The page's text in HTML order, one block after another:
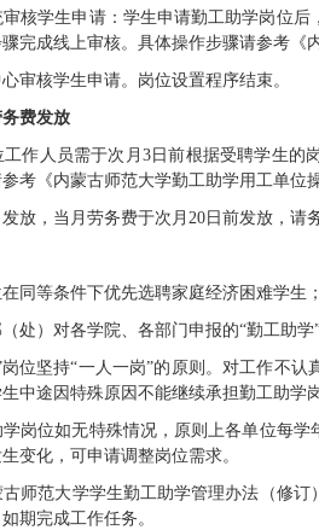
审核学生申请：学生申请勤工助学岗位
完成线上审核。具体操作步骤请参考《
心审核学生申请。岗位设置程序结束。
费发放
工作人员需于次月3日前根据受聘学生
考《内蒙古师范大学勤工助学用工单位
发放，当月劳务费于次月20日前发放，
在同等条件下优先选聘家庭经济困难学生；
（处）对各学院、各部门申报的“勤工助
岗位坚持“一人一岗”的原则。对工作不
中途因特殊原因不能继续承担勤工助学
学岗位如无特殊情况，原则上各单位每
变化，可申请调整岗位需求。
师范大学学生勤工助学管理办法（修
期完成工作任务。